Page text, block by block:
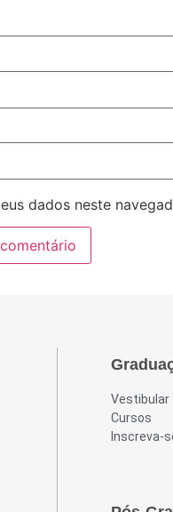
dados neste
Vestibular
Cursos
Inscreva-